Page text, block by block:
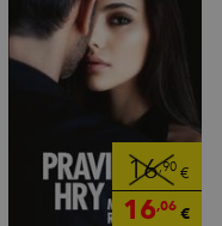
16,90€
16,06€